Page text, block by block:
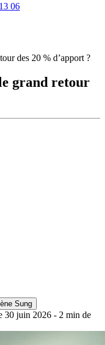
06
des 20 % d’apport ?
grand retour
Sung
30 juin 2026 - 2 min de